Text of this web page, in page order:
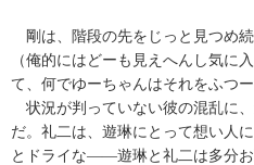
剛は、階段の先をじっと見つめ続
（俺的にはどーも見えへんし気に
て、何でゆーちゃんはそれをふつ
状況が判っていない彼の混乱に
だ。礼二は、遊琳にとって想い人
とドライな――遊琳と礼二は多分お